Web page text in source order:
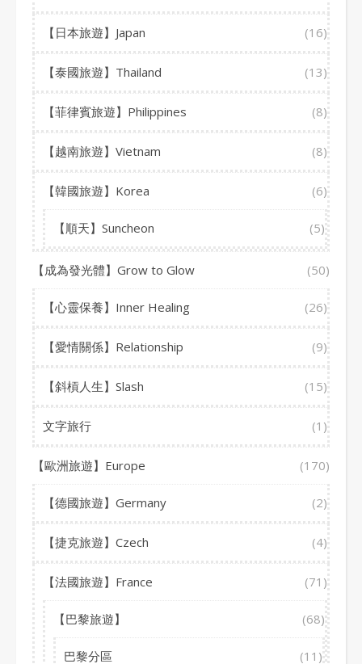
【日本旅遊】Japan (16)
【泰國旅遊】Thailand (13)
【菲律賓旅遊】Philippines (8)
【越南旅遊】Vietnam (8)
【韓國旅遊】Korea (6)
【順天】Suncheon (5)
【成為發光體】Grow to Glow (50)
【心靈保養】Inner Healing (26)
【愛情關係】Relationship (9)
【斜槓人生】Slash (15)
文字旅行 (1)
【歐洲旅遊】Europe (170)
【德國旅遊】Germany (2)
【捷克旅遊】Czech (4)
【法國旅遊】France (71)
【巴黎旅遊】 (68)
巴黎分區 (11)